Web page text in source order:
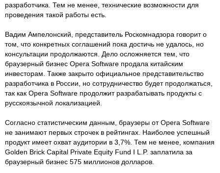
разработчика. Тем не менее, технические возможности для
проведения такой работы есть.
Вадим Ампелонский, представитель Роскомнадзора говорит о
том, что конкретных соглашений пока достичь не удалось, но
консультации продолжаются. Дело осложняется тем, что
браузерный бизнес Opera Software продала китайским
инвесторам. Также закрыто официальное представительство
разработчика в России, но сотрудничество будет продолжаться,
так как Opera Software продолжит разрабатывать продукты с
русскоязычной локализацией.
Согласно статистическим данным, браузеры от Opera Software
не занимают первых строчек в рейтингах. Наиболее успешный
продукт имеет охват аудитории в 3,7%. Тем не менее, компания
Golden Brick Capital Private Equity Fund I L.P. заплатила за
браузерный бизнес 575 миллионов долларов.